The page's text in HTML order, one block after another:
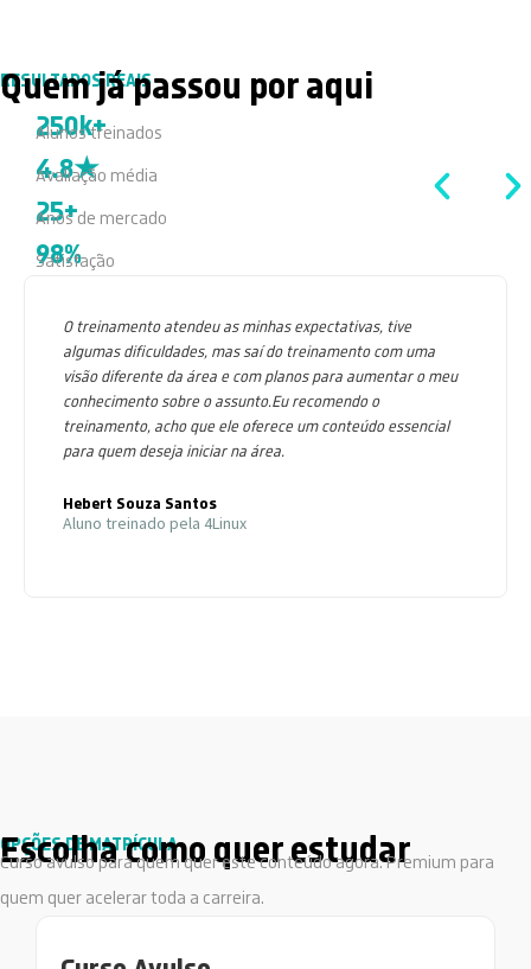
RESULTADOS REAIS
Quem já passou por aqui
250k+
Alunos treinados
4.8★
Avaliação média
25+
Anos de mercado
98%
Satisfação
O treinamento atendeu as minhas expectativas, tive
algumas dificuldades, mas saí do treinamento com uma
visão diferente da área e com planos para aumentar o meu
conhecimento sobre o assunto.Eu recomendo o
treinamento, acho que ele oferece um conteúdo essencial
para quem deseja iniciar na área.
Hebert Souza Santos
Aluno treinado pela 4Linux
OPÇÕES DE MATRÍCULA
Escolha como quer estudar
Curso avulso para quem quer este conteúdo agora. Premium para
quem quer acelerar toda a carreira.